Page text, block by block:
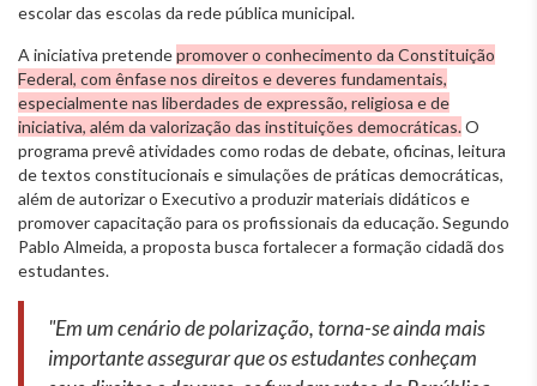
escolar das escolas da rede pública municipal.
A iniciativa pretendepromover o conhecimento da Constituição
Federal, com ênfase nos direitos e deveres fundamentais,
especialmente nas liberdades de expressão, religiosa e de
iniciativa, além da valorização das instituições democráticas.O
programa prevê atividades como rodas de debate, oficinas, leitura
de textos constitucionais e simulações de práticas democráticas,
além de autorizar o Executivo a produzir materiais didáticos e
promover capacitação para os profissionais da educação. Segundo
Pablo Almeida, a proposta busca fortalecer a formação cidadã dos
estudantes.
"Em um cenário de polarização, torna-se ainda mais
importante assegurar que os estudantes conheçam